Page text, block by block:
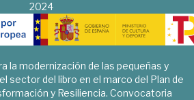
2024
la modernización de las pequeñas y
sector del libro en el marco del Plan de
y Resiliencia. Convocatoria